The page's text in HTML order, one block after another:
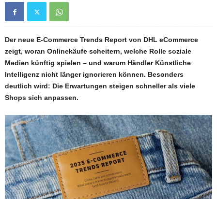
Der neue E-Commerce Trends Report von DHL eCommerce
zeigt, woran Onlinekäufe scheitern, welche Rolle soziale
Medien künftig spielen – und warum Händler Künstliche
Intelligenz nicht länger ignorieren können. Besonders
deutlich wird: Die Erwartungen steigen schneller als viele
Shops sich anpassen.